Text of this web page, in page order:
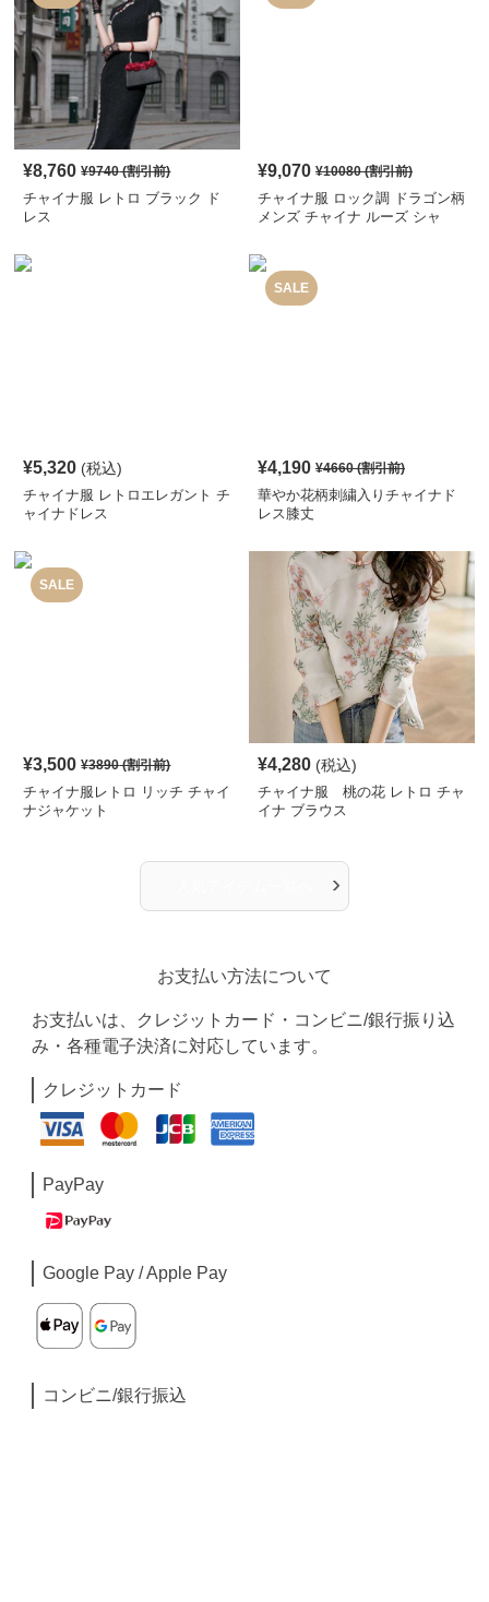
¥8,760 ¥9740(割引前)
チャイナ服 レトロ ブラック ド
レス
¥9,070 ¥10080(割引前)
チャイナ服 ロック調 ドラゴン柄
メンズ チャイナ ルーズ シャ
¥5,320 (税込)
チャイナ服 レトロエレガント チ
ャイナドレス
SALE
¥4,190 ¥4660(割引前)
華やか花柄刺繍入りチャイナド
レス膝丈
SALE
¥3,500 ¥3890(割引前)
チャイナ服レトロ リッチ チャイ
ナジャケット
¥4,280 (税込)
チャイナ服 桃の花 レトロ チャ
イナ ブラウス
›
お支払い方法について
お支払いは、クレジットカード・コンビニ/銀行振り込
み・各種電子決済に対応しています。
クレジットカード
PayPay
Google Pay / Apple Pay
コンビニ/銀行振込